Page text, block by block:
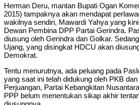
Herman Deru, mantan Bupati Ogan
2015) tampaknya akan mendapat
wakilnya sendiri, Mawardi Yahya yang
Dewan Pembina DPP Partai Gerindra.
diusung oleh Gerindra dan Golkar.
Ujang, yang disingkat HDCU akan
Demokrat.
Tentu menurutnya, ada peluang pada
yang saat ini telah didukung oleh PKB
Perjuangan, Partai Kebangkitan
PPP belum menentukan sikap akhir